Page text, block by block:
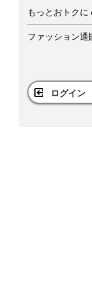
もっとおトクに
ファッション通
ログイン
【メ